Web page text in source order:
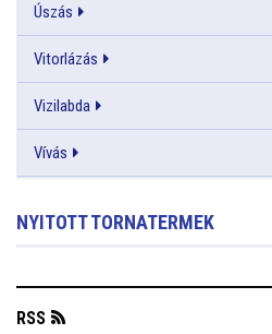
Úszás
Vitorlázás
Vizilabda
Vívás
NYITOTT TORNATERMEK
RSS